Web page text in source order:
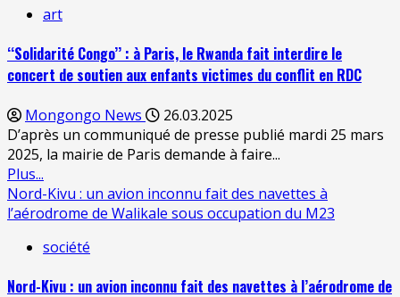
art
‘‘Solidarité Congo’’ : à Paris, le Rwanda fait interdire le
concert de soutien aux enfants victimes du conflit en RDC
Mongongo News
26.03.2025
D’après un communiqué de presse publié mardi 25 mars
2025, la mairie de Paris demande à faire...
Plus...
Nord-Kivu : un avion inconnu fait des navettes à
l’aérodrome de Walikale sous occupation du M23
société
Nord-Kivu : un avion inconnu fait des navettes à l’aérodrome de